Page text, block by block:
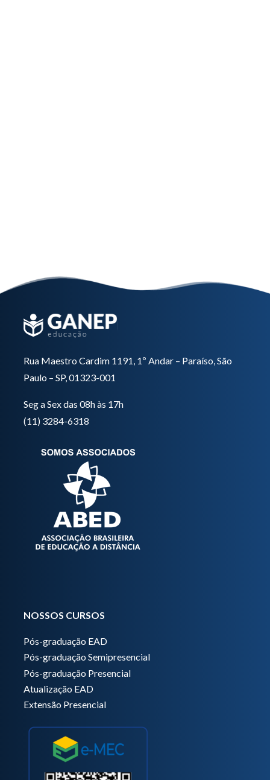
Rua Maestro Cardim 1191, 1º Andar – Paraíso, São
Paulo – SP, 01323-001
Seg a Sex das 08h às 17h
(11) 3284-6318
NOSSOS CURSOS
Pós-graduação EAD
Pós-graduação Semipresencial
Pós-graduação Presencial
Atualização EAD
Extensão Presencial